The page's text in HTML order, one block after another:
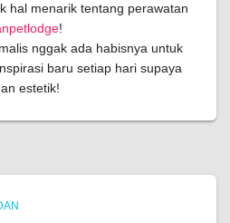
hal menarik tentang perawatan
!
nggak ada habisnya untuk
baru setiap hari supaya
estetik!